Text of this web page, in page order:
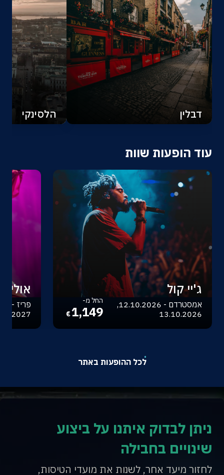
דבלין הלסינקי
עוד הופעות שוות
ג'יי קול
אמסטרדם - 12.10.2026,
13.10.2026
החל מ-
1,149
€
לכל ההופעות באתר
ניתן לבדוק איתנו על ביצוע
שינויים בחבילה
לחזור מיעד אחר, לשנות את מועדי הטיסות,